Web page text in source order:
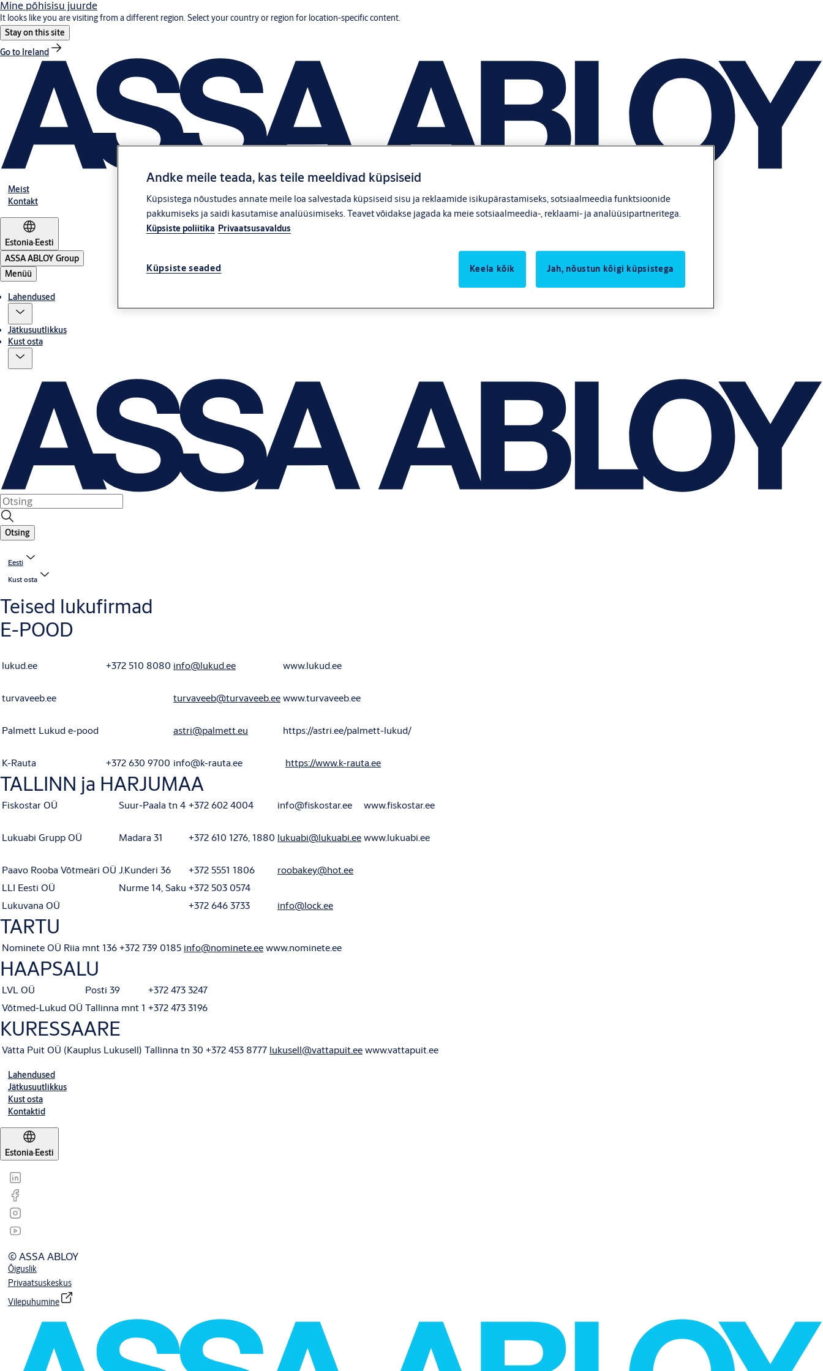
Mine põhisisu juurde
It looks like you are visiting from a different region. Select your country or region for location-specific content.
Stay on this site
Go to Ireland
Meist
Kontakt
Estonia·Eesti
ASSA ABLOY Group
Menüü
Lahendused
Jätkusuutlikkus
Kust osta
Otsing
Eesti
Kust osta
Teised lukufirmad
E-POOD
lukud.ee +372 510 8080 info@lukud.ee www.lukud.ee
turvaveeb.ee turvaveeb@turvaveeb.eewww.turvaveeb.ee
Palmett Lukud e-pood astri@palmett.eu https://astri.ee/palmett-lukud/
K-Rauta +372 630 9700 info@k-rauta.ee https://www.k-rauta.ee
TALLINN ja HARJUMAA
Fiskostar OÜ Suur-Paala tn 4 +372 602 4004 info@fiskostar.ee www.fiskostar.ee
Lukuabi Grupp OÜ Madara 31 +372 610 1276, 1880 lukuabi@lukuabi.eewww.lukuabi.ee
Paavo Rooba Võtmeäri OÜ J.Kunderi 36 +372 5551 1806
roobakey@hot.ee
LLI Eesti OÜ
Nurme 14, Saku +372 503 0574
Lukuvana OÜ
+372 646 3733 info@lock.ee
TARTU
Nominete OÜ Riia mnt 136+372 739 0185 info@nominete.eewww.nominete.ee
HAAPSALU
LVL OÜ Posti 39
+372 473 3247
Võtmed-Lukud OÜ Tallinna mnt 1 +372 473 3196
KURESSAARE
Vätta Puit OÜ (Kauplus Lukusell) Tallinna tn 30 +372 453 8777 lukusell@vattapuit.eewww.vattapuit.ee
Lahendused
Jätkusuutlikkus
Kust osta
Kontaktid
Estonia·Eesti
© ASSA ABLOY
Õiguslik
Privaatsuskeskus
Vilepuhumine
Andke meile teada, kas teile meeldivad küpsiseid
Küpsistega nõustudes annate meile loa salvestada küpsiseid sisu ja reklaamide isikupärastamiseks, sotsiaalmeedia funktsioonide
pakkumiseks ja saidi kasutamise analüüsimiseks. Teavet võidakse jagada ka meie sotsiaalmeedia-, reklaami- ja analüüsipartneritega.
Küpsiste poliitika Privaatsusavaldus
Keela kõik Jah, nõustun kõigi küpsistega
Küpsiste seaded